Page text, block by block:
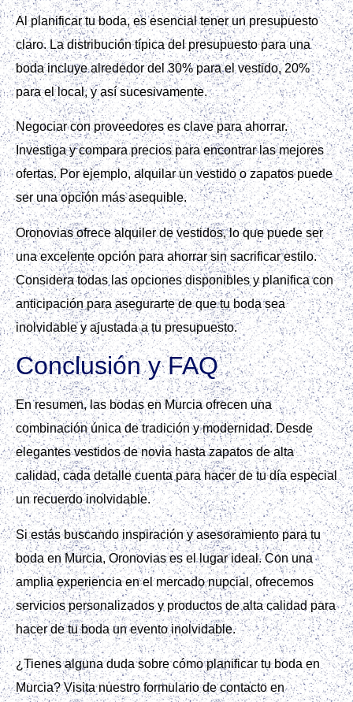
Al planificar tu boda, es esencial tener un presupuesto
claro. La distribución típica del presupuesto para una
boda incluye alrededor del 30% para el vestido, 20%
para el local, y así sucesivamente.
Negociar con proveedores es clave para ahorrar.
Investiga y compara precios para encontrar las mejores
ofertas. Por ejemplo, alquilar un vestido o zapatos puede
ser una opción más asequible.
Oronovias ofrece alquiler de vestidos, lo que puede ser
una excelente opción para ahorrar sin sacrificar estilo.
Considera todas las opciones disponibles y planifica con
anticipación para asegurarte de que tu boda sea
inolvidable y ajustada a tu presupuesto.
Conclusión y FAQ
En resumen, las bodas en Murcia ofrecen una
combinación única de tradición y modernidad. Desde
elegantes vestidos de novia hasta zapatos de alta
calidad, cada detalle cuenta para hacer de tu día especial
un recuerdo inolvidable.
Si estás buscando inspiración y asesoramiento para tu
boda en Murcia, Oronovias es el lugar ideal. Con una
amplia experiencia en el mercado nupcial, ofrecemos
servicios personalizados y productos de alta calidad para
hacer de tu boda un evento inolvidable.
¿Tienes alguna duda sobre cómo planificar tu boda en
Murcia? Visita nuestro formulario de contacto en